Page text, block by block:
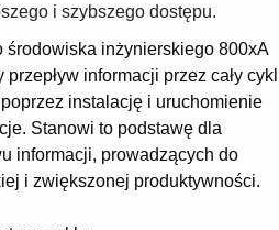
i szybszego dostępu.
środowiska inżynierskiego 800xA
informacji przez cały cykl
instalację i uruchomienie
Stanowi to podstawę dla
informacji, prowadzących do
i zwiększonej produktywności.